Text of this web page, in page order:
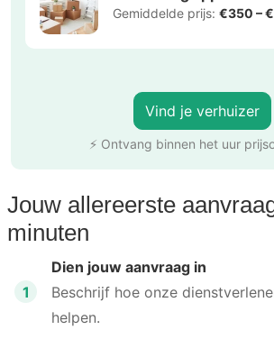
Gemiddelde prijs: €350 –
Vind je verhuizer
⚡ Ontvang binnen het uur
Jouw allereerste
minuten
1
Dien jouw aanvraag in
Beschrijf hoe onze
helpen.